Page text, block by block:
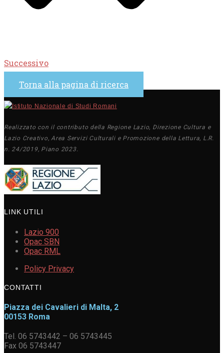
Successivo
Torna alla pagina di ricerca
Realizzato con il contributo della Regione Lazio, Direzione Cultura e
Lazio Creativo, Area Servizi Culturali e Promozione della Lettura, L.R.
n. 24/2019, Piano 2023.
LINK UTILI
Lazio 900
Opac SBN
Opac RML
Policy Privacy
CONTATTI
Piazza dei Cavalieri di Malta, 2
00153 Roma
Tel. 06 5743442 – 06 5743445
Fax 06 5743447